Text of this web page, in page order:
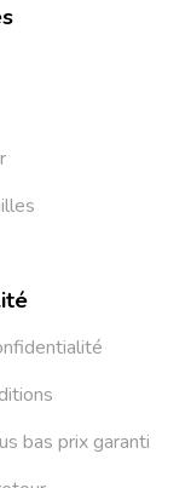
bas prix garanti